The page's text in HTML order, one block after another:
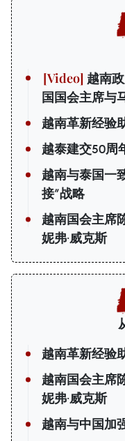
越南
国国会主席与
越南革新经验
越泰建交50周
越南与泰国一
接”战略
越南国会主席
妮弗·威克斯
越南革新经验
越南国会主席
妮弗·威克斯
越南与中国加